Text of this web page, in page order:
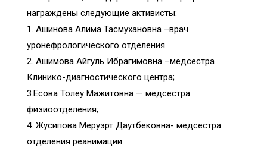
награждены следующие активисты:
1. Ашинова Алима Тасмухановна –врач
уронефрологического отделения
2. Ашимова Айгуль Ибрагимовна –медсестра
Клинико-диагностического центра;
3.Есова Толеу Мажитовна — медсестра
физиоотделения;
4. Жусипова Меруэрт Даутбековна- медсестра
отделения реанимации